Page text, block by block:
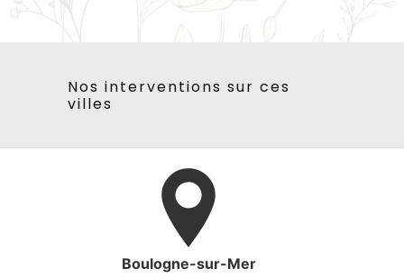
Nos interventions sur ces
villes
Boulogne-sur-Mer